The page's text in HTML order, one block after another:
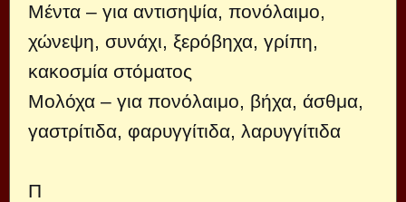
Μέντα – για αντισηψία, πονόλαιμο,
χώνεψη, συνάχι, ξερόβηχα, γρίπη,
κακοσμία στόματος
Μολόχα – για πονόλαιμο, βήχα, άσθμα,
γαστρίτιδα, φαρυγγίτιδα, λαρυγγίτιδα
Π